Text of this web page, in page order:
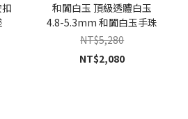
和闐白玉 頂級透體白玉
4.8-5.3mm 和闐白玉手珠
NT$5,280
NT$2,080